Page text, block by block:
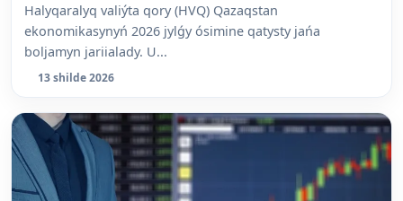
Halyqaralyq valiýta qory (HVQ) Qazaqstan
ekonomikasynyń 2026 jylǵy ósimine qatysty jańa
boljamyn jariialady. U...
13 shilde 2026